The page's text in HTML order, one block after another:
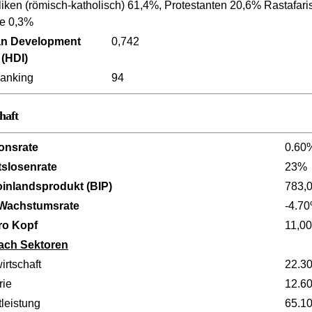
(römisch-katholisch) 61,4%, Protestanten 20,6%
0,3%
Development
0,742
94
23%
(BIP)
-
Kopf
Sektoren